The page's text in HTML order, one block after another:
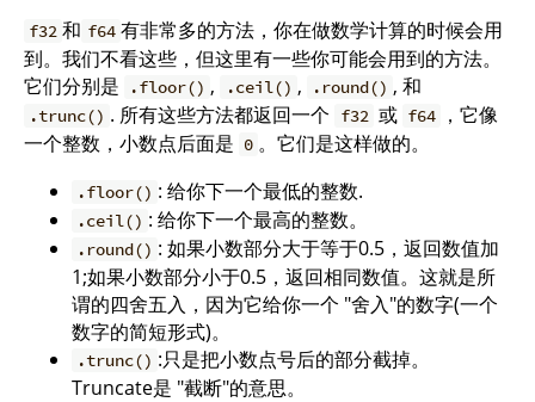
f32 和 f64 有非常多的方法，你在做数学计算的时候会用
到。我们不看这些，但这里有一些你可能会用到的方法。
它们分别是
.floor() , .ceil() , .round() , 和
.trunc() . 所有这些方法都返回一个 f32 或 f64
，它像
一个整数，小数点后面是 0 。它们是这样做的。
.floor() : 给你下一个最低的整数.
.ceil() : 给你下一个最高的整数。
.round() : 如果小数部分大于等于0.5，返回数值加
1;如果小数部分小于0.5，返回相同数值。这就是所
谓的四舍五入，因为它给你一个 "舍入"的数字(一个
数字的简短形式)。
.trunc() :只是把小数点号后的部分截掉。
Truncate是 "截断"的意思。